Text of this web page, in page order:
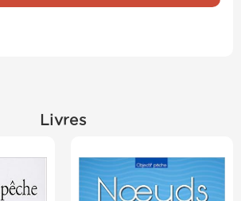
Livres